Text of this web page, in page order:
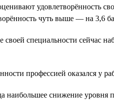
удовлетворённость
чуть выше — на 3,6
специальности сейчас
профессией оказался у
наибольшее снижение уровня